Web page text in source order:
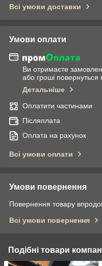
Всі умови доставки
Умови оплати
Ви отримаєте
або гроші повернуться
Детальніше
Оплатити частинами
Післяплата
Оплата на рахунок
Всі умови оплати
Умови повернення
Повернення товару
Всі умови повернення
Подібні товари